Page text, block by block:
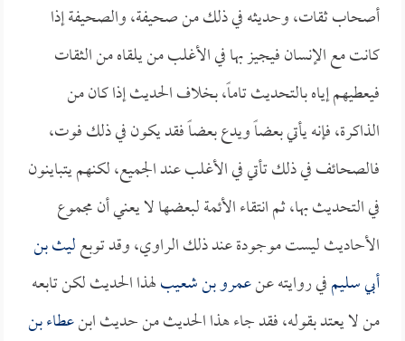
أصحاب ثقات، وحديثه في ذلك من صحيفة، والصحيفة إذا
كانت مع الإنسان فيجيز بها في الأغلب من يلقاه من الثقات
فيعطيهم إياه بالتحديث تاماً، بخلاف الحديث إذا كان من
الذاكرة، فإنه يأتي بعضاً ويدع بعضاً فقد يكون في ذلك فوت،
فالصحائف في ذلك تأتي في الأغلب عند الجميع، لكنهم يتباينون
في التحديث بها، ثم انتقاء الأئمة لبعضها لا يعني أن مجموع
الأحاديث ليست موجودة عند ذلك الراوي، وقد توبعليث بن
أبي سليمفي روايته عنعمرو بن شعيبلهذا الحديث لكن تابعه
من لا يعتد بقوله، فقد جاء هذا الحديث من حديث ابنعطاء بن